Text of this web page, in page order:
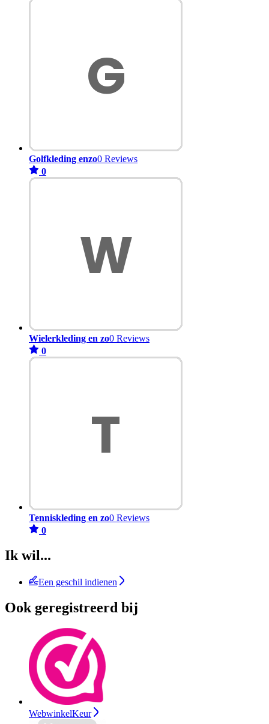
Golfkleding enzo0 Reviews
0
Wielerkleding en zo0 Reviews
0
Tenniskleding en zo0 Reviews
0
Ik wil...
Een geschil indienen
Ook geregistreerd bij
WebwinkelKeur